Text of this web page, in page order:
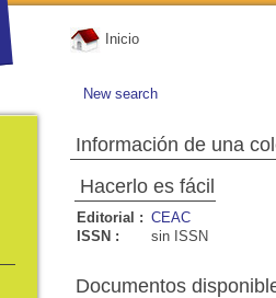
Inicio
New search
Información de una
Hacerlo es fácil
Editorial : CEAC
ISSN :
sin ISSN
Documentos